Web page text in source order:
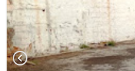
chevron_left